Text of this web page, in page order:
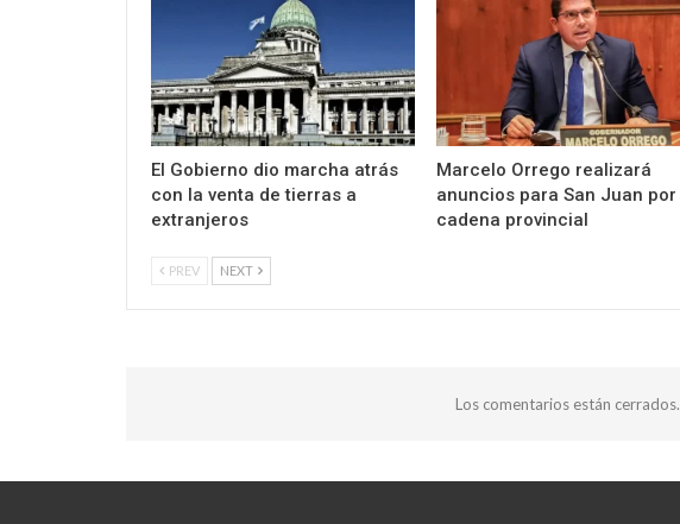
El Gobierno dio marcha atrás
con la venta de tierras a
extranjeros
Marcelo Orrego realizará
anuncios para San Juan por
cadena provincial
PREV NEXT
Los comentarios están cerrados.